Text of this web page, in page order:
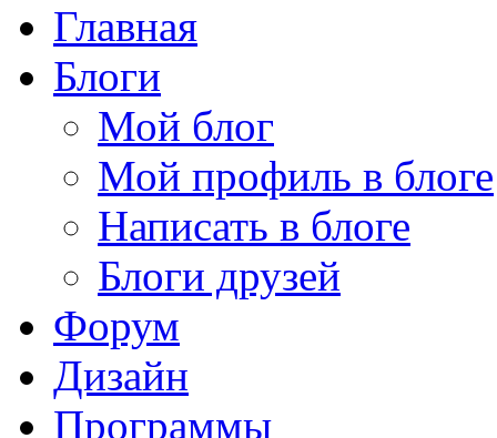
Главная
Блоги
Мой блог
Мой профиль в блоге
Написать в блоге
Блоги друзей
Форум
Дизайн
Программы